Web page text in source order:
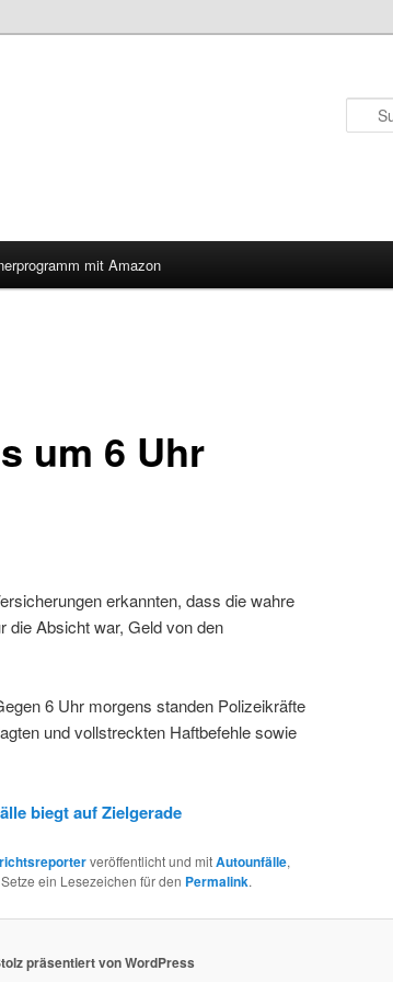
mit Amazon
um 6 Uhr
erkannten, dass die wahre
die Absicht war, Geld von den
6 Uhr morgens standen Polizeikräfte
und vollstreckten Haftbefehle sowie
biegt auf Zielgerade
veröffentlicht und mitAutounfälle,
ein Lesezeichen für den Permalink.
präsentiert von WordPress